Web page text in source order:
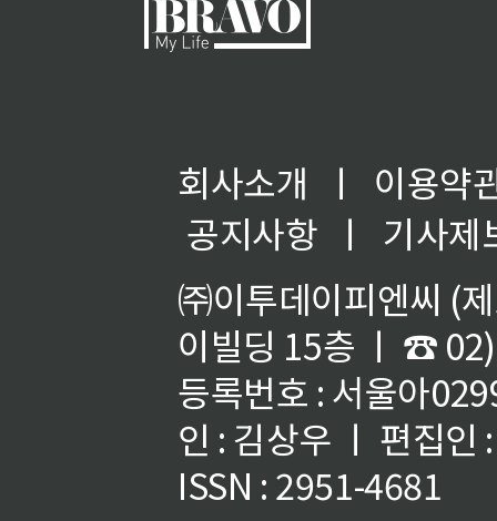
회사소개 ㅣ
이용약
공지사항
ㅣ
기사제
㈜이투데이피엔씨 (
이빌딩 15층 ㅣ ☎
등록번호 : 서울아
인 : 김상우 ㅣ 편집인
ISSN : 2951-4681